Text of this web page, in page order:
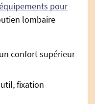
pour
lombaire
confort supérieur
fixation